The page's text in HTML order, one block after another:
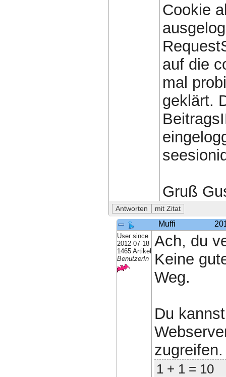
Cookie
auf die
mal
geklärt.
Gruß
Muffi
User since
2012-07-18
1465 Artikel
BenutzerIn
Ach, du
Keine
Weg.
Du
zugreifen.
1 + 1 = 10